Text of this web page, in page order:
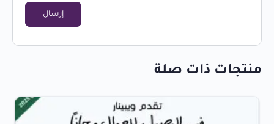
منتجات ذات صلة